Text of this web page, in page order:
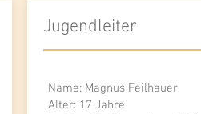
Jugendleiter
Name: Magnus Feilhauer
Alter: 17 Jahre